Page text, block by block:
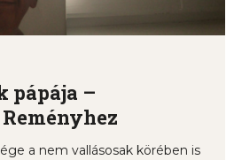
pápája –
a nem vallásosak körében is